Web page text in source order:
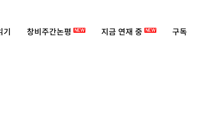
창비주간논평 NEW 지금 연재 중 NEW 구독